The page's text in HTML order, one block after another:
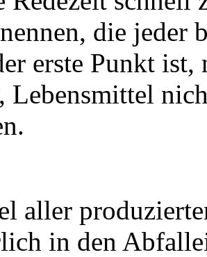
die jeder
erste Punkt
Lebensmittel
aller
in den